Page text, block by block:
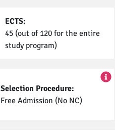
ECTS:
45 (out of 120 for the entire
study program)
Selection Procedure:
Free Admission (No NC)